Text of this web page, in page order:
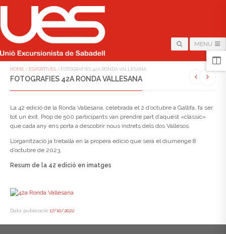
MENU
HOME / ESPORTIVES / FOTOGRAFIES 42A RONDA VALLESANA
FOTOGRAFIES 42A RONDA VALLESANA
La 42 edició de la Ronda Vallesana, celebrada el 2 d’octubre a Gallifa, fa ser
tot un èxit. Prop de 500 participants van prendre part d’aquest «clàssic»
que cada any ens porta a descobrir nous indrets dels dos Vallesos.
L’organització ja treballa en la propera edició que serà el diumenge 8
d’octubre de 2023.
Resum de la 42 edició en imatges
Data publicació 17/10/2022